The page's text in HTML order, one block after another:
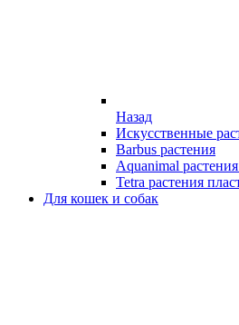
Назад
Искусственные
Barbus растения
Aquanimal
Tetra растения
Для кошек и собак